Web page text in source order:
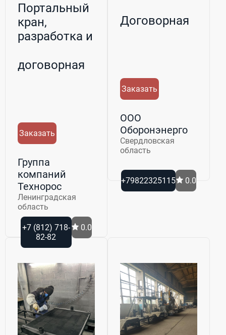
Портальный
кран,
разработка и
договорная
Заказать
Группа
компаний
Технорос
Ленинградская
область
+7 (812) 718-
82-82
0.0
Договорная
Заказать
ООО
Оборонэнерго
Свердловская
область
+79822325115 0.0